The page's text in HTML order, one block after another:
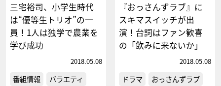
三宅裕司、小学生時代
は“優等生トリオ”の一
員！1人は独学で農業を
学び成功
2018.05.08
番組情報
バラエティ
『おっさんずラブ』に
スキマスイッチが出
演！台詞はファン歓喜
の「飲みに来ないか」
2018.05.08
ドラマ おっさんずラブ